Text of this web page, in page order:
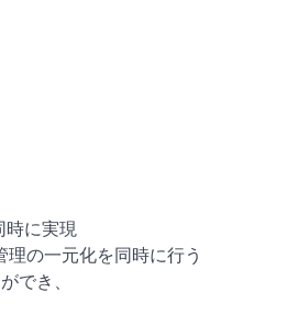
に実現
の一元化を同時に行う
でき、